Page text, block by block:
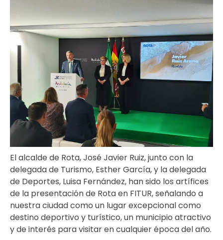
El alcalde de Rota, José Javier Ruiz, junto con la
delegada de Turismo, Esther García, y la delegada
de Deportes, Luisa Fernández, han sido los artífices
de la presentación de Rota en FITUR, señalando a
nuestra ciudad como un lugar excepcional como
destino deportivo y turístico, un municipio atractivo
y de interés para visitar en cualquier época del año.